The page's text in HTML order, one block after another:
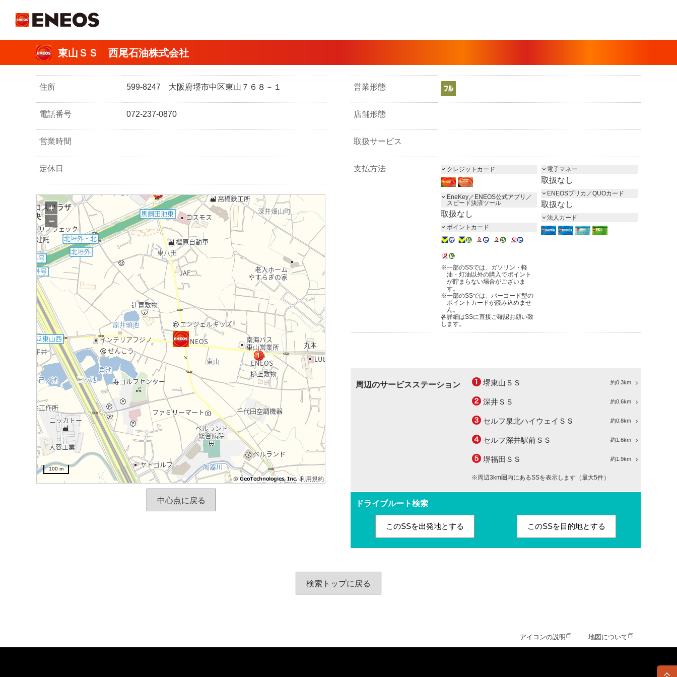
東山ＳＳ 西尾石油株式会社
住所 599-8247 大阪府堺市中区東山７６８－１
電話番号 072-237-0870
営業時間
定休日
利用規約
+
−
100 m
中心点に戻る
営業形態
店舗形態
取扱サービス
支払方法 クレジットカード
EneKey／ENEOS公式アプリ／
スピード決済ツール
取扱なし
ポイントカード
※一部のSSでは、ガソリン・軽
油・灯油以外の購入でポイント
が貯まらない場合がございま
す。
※一部のSSでは、バーコード型の
ポイントカードが読み込めませ
ん。
各詳細はSSに直接ご確認お願い致
します。
電子マネー
取扱なし
ENEOSプリカ／QUOカード
取扱なし
法人カード
周辺のサービスステーション 約0.3km
堺東山ＳＳ
約0.6km
深井ＳＳ
約0.8km
セルフ泉北ハイウェイＳＳ
約1.6km
セルフ深井駅前ＳＳ
約1.9km
堺福田ＳＳ
※周辺3km圏内にあるSSを表示します（最大5件）
ドライブルート検索
このSSを出発地とする このSSを目的地とする
検索トップに戻る
アイコンの説明 地図について